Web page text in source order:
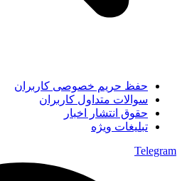
حفظ حریم خصوصی کاربران
سوالات متداول کاربران
حقوق انتشار اخبار
تبلیغات ویژه
Telegram